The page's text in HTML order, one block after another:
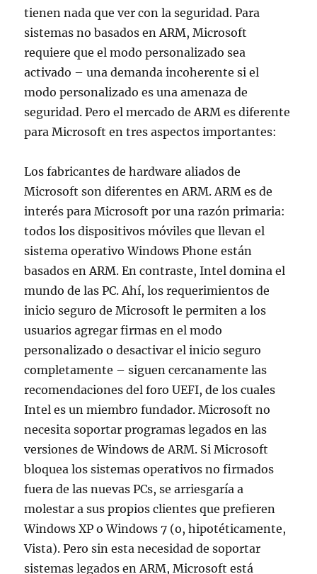
tienen nada que ver con la seguridad. Para
sistemas no basados en ARM, Microsoft
requiere que el modo personalizado sea
activado – una demanda incoherente si el
modo personalizado es una amenaza de
seguridad. Pero el mercado de ARM es diferente
para Microsoft en tres aspectos importantes:
Los fabricantes de hardware aliados de
Microsoft son diferentes en ARM. ARM es de
interés para Microsoft por una razón primaria:
todos los dispositivos móviles que llevan el
sistema operativo Windows Phone están
basados en ARM. En contraste, Intel domina el
mundo de las PC. Ahí, los requerimientos de
inicio seguro de Microsoft le permiten a los
usuarios agregar firmas en el modo
personalizado o desactivar el inicio seguro
completamente – siguen cercanamente las
recomendaciones del foro UEFI, de los cuales
Intel es un miembro fundador. Microsoft no
necesita soportar programas legados en las
versiones de Windows de ARM. Si Microsoft
bloquea los sistemas operativos no firmados
fuera de las nuevas PCs, se arriesgaría a
molestar a sus propios clientes que prefieren
Windows XP o Windows 7 (o, hipotéticamente,
Vista). Pero sin esta necesidad de soportar
sistemas legados en ARM, Microsoft está